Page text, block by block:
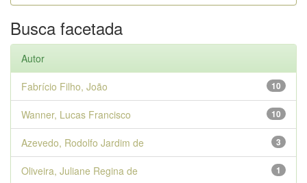
Busca facetada
Autor
10
Fabrício Filho, João
10
Wanner, Lucas Francisco
3
Azevedo, Rodolfo Jardim de
1
Oliveira, Juliane Regina de